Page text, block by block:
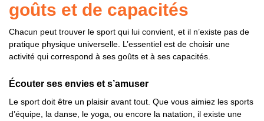
goûts et de capacités
Chacun peut trouver le sport qui lui convient, et il n’existe pas de
pratique physique universelle. L’essentiel est de choisir une
activité qui correspond à ses goûts et à ses capacités.
Écouter ses envies et s’amuser
Le sport doit être un plaisir avant tout. Que vous aimiez les sports
d’équipe, la danse, le yoga, ou encore la natation, il existe une